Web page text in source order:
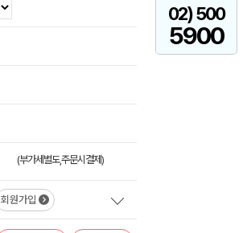
02) 500
5900
(부가세별도,주문시결제)
회원가입